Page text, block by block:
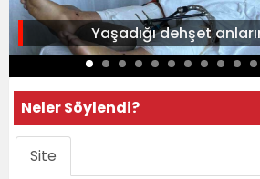
Yaşadığı dehşet
Neler Söylendi?
Site